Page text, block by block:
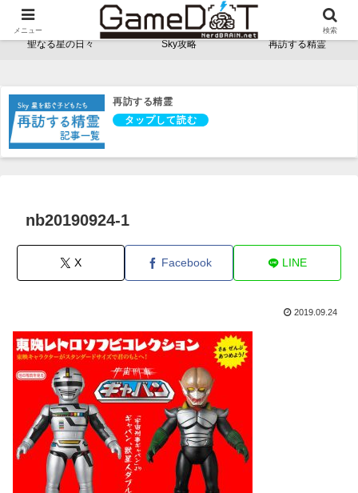
NerdBRAINゲーム支部 - ゲームドット -
聖なる星の日々 Sky攻略 再訪する精霊
再訪する精霊
nb20190924-1
X Facebook LINE
2019.09.24
メニュー 検索